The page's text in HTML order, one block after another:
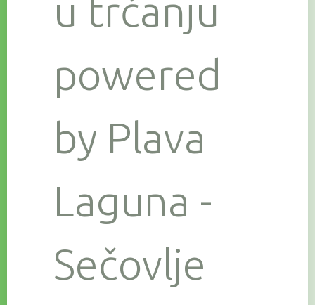
u trčanju
powered
by Plava
Laguna -
Sečovlje